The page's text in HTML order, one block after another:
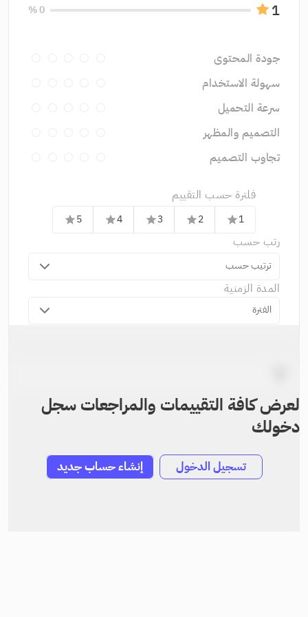
1
0 %
جودة المحتوى
سهولة الاستخدام
سرعة التحميل
التصميم والمظهر
تجاوب التصميم
فلترة حسب التقييم
1
star
2
star
3
star
4
star
5
star
رتب حسب
ترتيب حسب
المدة الزمنية
الفترة
لعرض كافة التقييمات والمراجعات سجل
دخولك
تسجيل الدخول إنشاء حساب جديد